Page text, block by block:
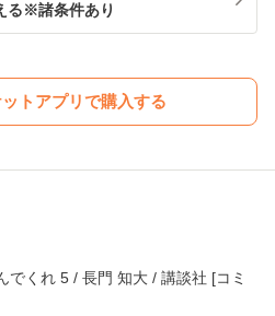
る※諸条件あり
トアプリで購入する
でくれ 5 / 長門 知大 / 講談社 [コミ